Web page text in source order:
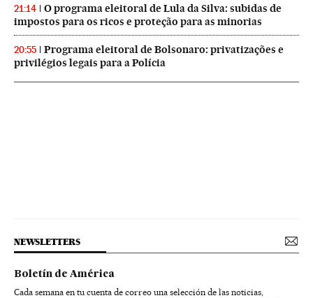
21:14
O programa eleitoral de Lula da Silva: subidas de
impostos para os ricos e proteção para as minorias
20:55
Programa eleitoral de Bolsonaro: privatizações e
privilégios legais para a Polícia
NEWSLETTERS
Boletín de América
Cada semana en tu cuenta de correo una selección de las noticias,